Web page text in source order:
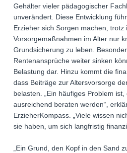
Gehälter vieler pädagogischer
unverändert. Diese Entwicklung
Erzieher sich Sorgen machen,
Vorsorgemaßnahmen im Alter nur
Grundsicherung zu leben.
Rentenansprüche weiter sinken
Belastung dar. Hinzu kommt die
dass Beiträge zur Altersvorsorge
belasten. „Ein häufiges Problem
ausreichend beraten werden“,
ErzieherKompass. „Viele wissen
sie haben, um sich langfristig
„Ein Grund, den Kopf in den Sand